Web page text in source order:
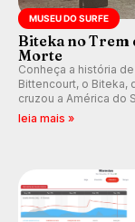
MUSEU DO SURFE
Biteka no Trem
Morte
Conheça a história
Bittencourt, o Biteka,
cruzou a América do
ao Pacífico em uma
leia mais »